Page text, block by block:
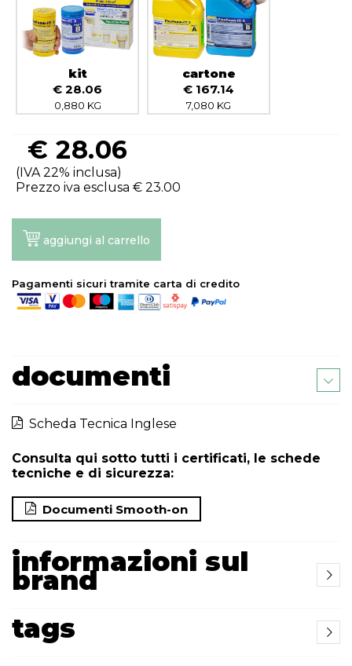
kit
€ 28.06
0,880 KG
cartone
€ 167.14
7,080 KG
€ 28.06
(IVA 22% inclusa)
Prezzo iva esclusa € 23.00
aggiungi al carrello
Pagamenti sicuri tramite carta di credito
documenti
Scheda Tecnica Inglese
Consulta qui sotto tutti i certificati, le schede
tecniche e di sicurezza:
Documenti Smooth-on
informazioni sul
brand
tags